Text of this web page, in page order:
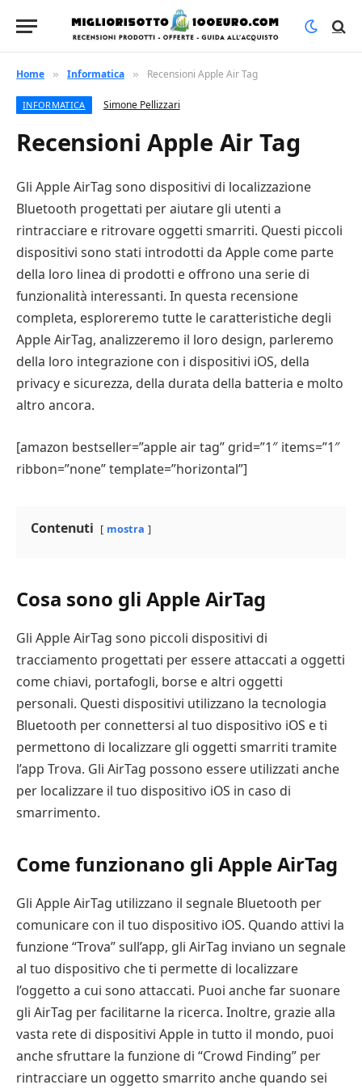
Home » Informatica » Recensioni Apple Air Tag
INFORMATICA Simone Pellizzari
Recensioni Apple Air Tag
Gli Apple AirTag sono dispositivi di localizzazione
Bluetooth progettati per aiutare gli utenti a
rintracciare e ritrovare oggetti smarriti. Questi piccoli
dispositivi sono stati introdotti da Apple come parte
della loro linea di prodotti e offrono una serie di
funzionalità interessanti. In questa recensione
completa, esploreremo tutte le caratteristiche degli
Apple AirTag, analizzeremo il loro design, parleremo
della loro integrazione con i dispositivi iOS, della
privacy e sicurezza, della durata della batteria e molto
altro ancora.
[amazon bestseller=”apple air tag” grid=”1″ items=”1″
ribbon=”none” template=”horizontal”]
Contenuti mostra
Cosa sono gli Apple AirTag
Gli Apple AirTag sono piccoli dispositivi di
tracciamento progettati per essere attaccati a oggetti
come chiavi, portafogli, borse e altri oggetti
personali. Questi dispositivi utilizzano la tecnologia
Bluetooth per connettersi al tuo dispositivo iOS e ti
permettono di localizzare gli oggetti smarriti tramite
l’app Trova. Gli AirTag possono essere utilizzati anche
per localizzare il tuo dispositivo iOS in caso di
smarrimento.
Come funzionano gli Apple AirTag
Gli Apple AirTag utilizzano il segnale Bluetooth per
comunicare con il tuo dispositivo iOS. Quando attivi la
funzione “Trova” sull’app, gli AirTag inviano un segnale
al tuo dispositivo che ti permette di localizzare
l’oggetto a cui sono attaccati. Puoi anche far suonare
gli AirTag per facilitarne la ricerca. Inoltre, grazie alla
vasta rete di dispositivi Apple in tutto il mondo, puoi
anche sfruttare la funzione di “Crowd Finding” per
rintracciare un oggetto smarrito anche quando sei